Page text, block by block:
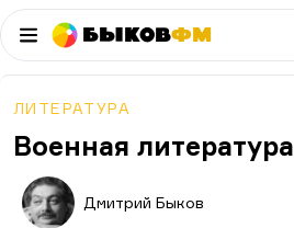
БыковФМ
ЛИТЕРАТУРА
Военная литература
Дмитрий Быков